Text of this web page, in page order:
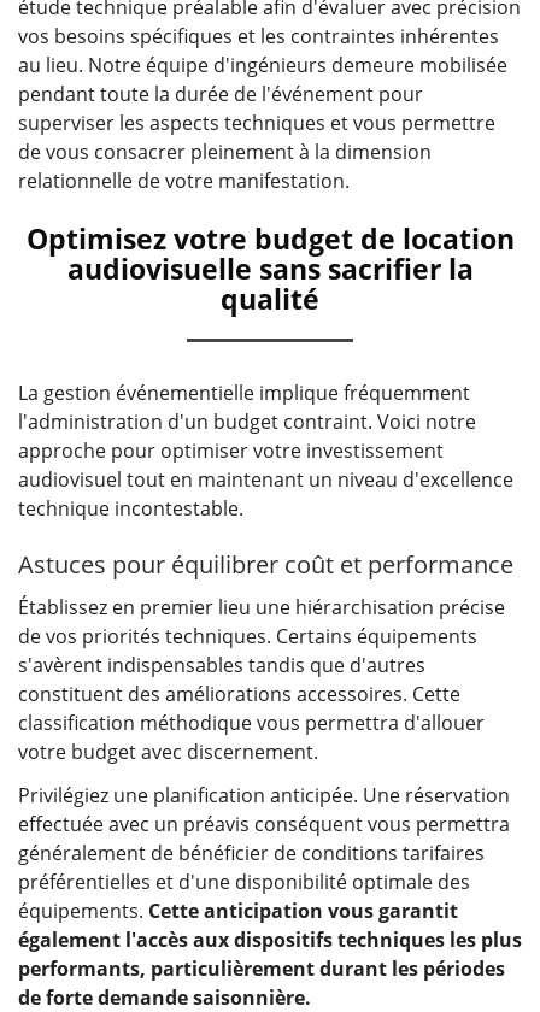
étude technique préalable afin d'évaluer avec précision
vos besoins spécifiques et les contraintes inhérentes
au lieu. Notre équipe d'ingénieurs demeure mobilisée
pendant toute la durée de l'événement pour
superviser les aspects techniques et vous permettre
de vous consacrer pleinement à la dimension
relationnelle de votre manifestation.
Optimisez votre budget de location
audiovisuelle sans sacrifier la
qualité
La gestion événementielle implique fréquemment
l'administration d'un budget contraint. Voici notre
approche pour optimiser votre investissement
audiovisuel tout en maintenant un niveau d'excellence
technique incontestable.
Astuces pour équilibrer coût et performance
Établissez en premier lieu une hiérarchisation précise
de vos priorités techniques. Certains équipements
s'avèrent indispensables tandis que d'autres
constituent des améliorations accessoires. Cette
classification méthodique vous permettra d'allouer
votre budget avec discernement.
Privilégiez une planification anticipée. Une réservation
effectuée avec un préavis conséquent vous permettra
généralement de bénéficier de conditions tarifaires
préférentielles et d'une disponibilité optimale des
équipements. Cette anticipation vous garantit
également l'accès aux dispositifs techniques les plus
performants, particulièrement durant les périodes
de forte demande saisonnière.